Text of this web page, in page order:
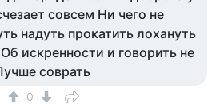
совсем Ни чего не
надуть прокатить лохануть
искренности и говорить не
соврать
0